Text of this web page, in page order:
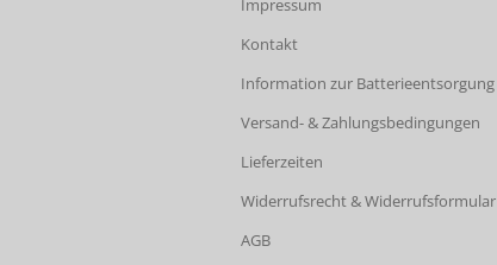
Impressum
Kontakt
Information zur Batterieentsorgung
Versand- & Zahlungsbedingungen
Lieferzeiten
Widerrufsrecht & Widerrufsformular
AGB